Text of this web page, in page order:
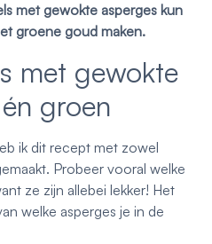
met gewokte asperges kun
groene goud maken.
met gewokte
groen
ik dit recept met zowel
Probeer vooral welke
ze zijn allebei lekker! Het
welke asperges je in de